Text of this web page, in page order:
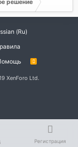
решение
(Ru)
R
XenForo Ltd.
Регистрация